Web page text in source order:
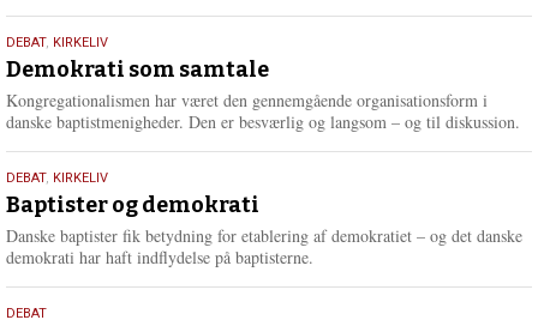
18.
maj
2026
DEBAT, KIRKELIV
Demokrati som samtale
Kongregationalismen har været den gennemgående organisationsform i
danske baptistmenigheder. Den er besværlig og langsom – og til diskussion.
18.
maj
2026
DEBAT, KIRKELIV
Baptister og demokrati
Danske baptister fik betydning for etablering af demokratiet – og det danske
demokrati har haft indflydelse på baptisterne.
18.
DEBAT